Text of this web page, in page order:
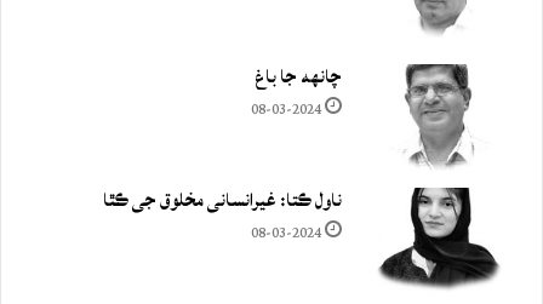
چانهه جا باغ
08-03-2024
ناول ڪتا: غيرانساني مخلوق جي ڪٿا
08-03-2024